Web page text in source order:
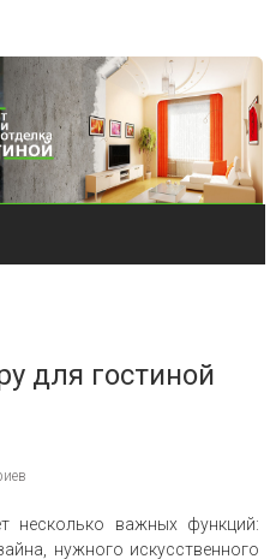
для гостиной
несколько важных функций:
нужного искусственного